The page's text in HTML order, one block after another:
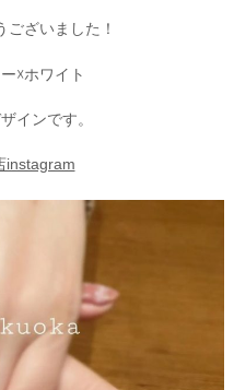
ございました！
☓ホワイト
インです。
instagram